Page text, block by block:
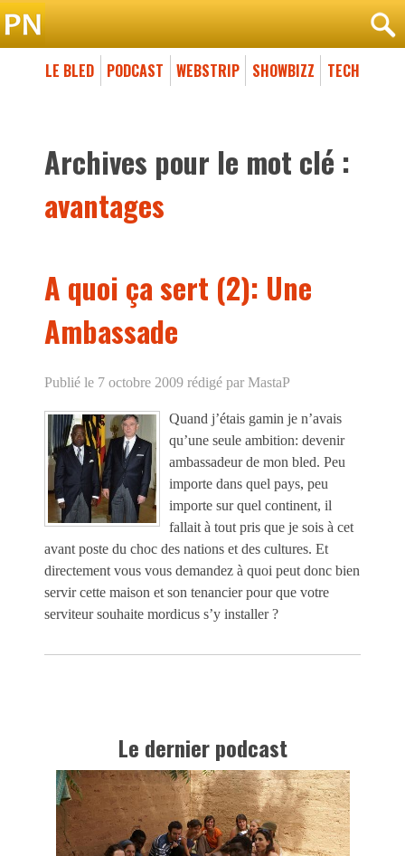
LE BLED PODCAST WEBSTRIP SHOWBIZZ TECH
Archives pour le mot clé :
avantages
A quoi ça sert (2): Une
Ambassade
Publié le 7 octobre 2009 rédigé par MastaP
Quand j’étais gamin je n’avais
qu’une seule ambition: devenir
ambassadeur de mon bled. Peu
importe dans quel pays, peu
importe sur quel continent, il
fallait à tout pris que je sois à cet
avant poste du choc des nations et des cultures. Et
directement vous vous demandez à quoi peut donc bien
servir cette maison et son tenancier pour que votre
serviteur souhaite mordicus s’y installer ?
Le dernier podcast